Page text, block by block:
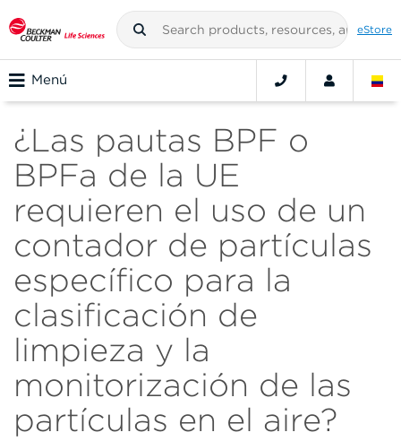
eStore
Menú
¿Las pautas BPF o
BPFa de la UE
requieren el uso de un
contador de partículas
específico para la
clasificación de
limpieza y la
monitorización de las
partículas en el aire?